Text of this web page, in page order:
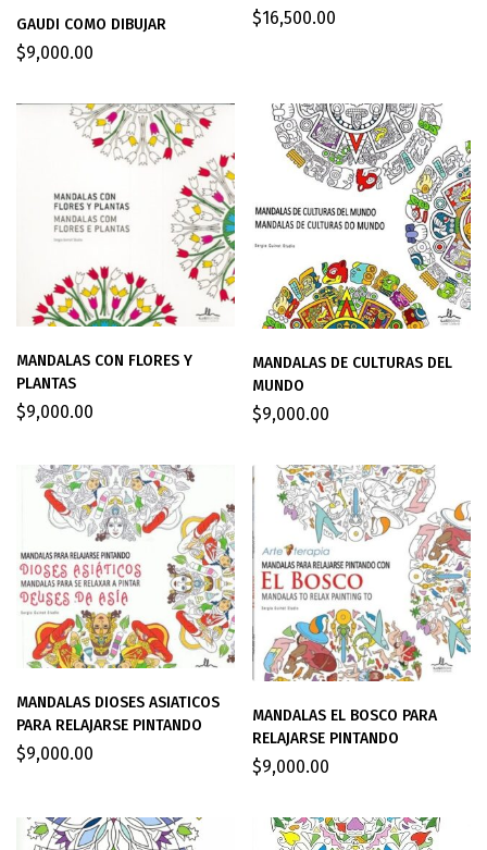
GAUDI COMO DIBUJAR
$9,000.00
$16,500.00
MANDALAS CON FLORES Y
PLANTAS
$9,000.00
MANDALAS DE CULTURAS DEL
MUNDO
$9,000.00
MANDALAS DIOSES ASIATICOS
PARA RELAJARSE PINTANDO
$9,000.00
MANDALAS EL BOSCO PARA
RELAJARSE PINTANDO
$9,000.00